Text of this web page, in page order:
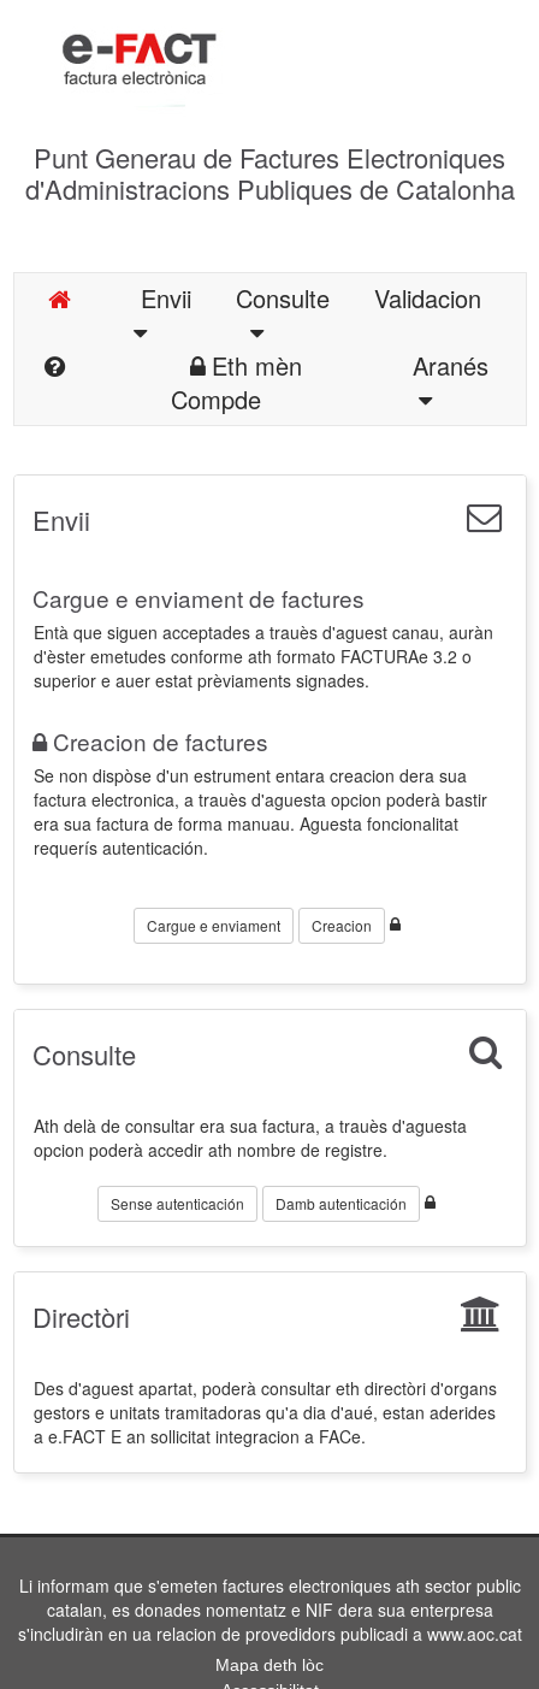
Punt Generau de Factures Electroniques
d'Administracions Publiques de Catalonha
Envii Consulte
Validacion
Eth mèn
Compde
Aranés
Envii
Cargue e enviament de factures
Entà que siguen acceptades a trauès d'aguest canau, auràn
d'èster emetudes conforme ath formato FACTURAe 3.2 o
superior e auer estat prèviaments signades.
Creacion de factures
Se non dispòse d'un estrument entara creacion dera sua
factura electronica, a trauès d'aguesta opcion poderà bastir
era sua factura de forma manuau. Aguesta foncionalitat
requerís autenticación.
Cargue e enviament Creacion
Consulte
Ath delà de consultar era sua factura, a trauès d'aguesta
opcion poderà accedir ath nombre de registre.
Sense autenticación Damb autenticación
Directòri
Des d'aguest apartat, poderà consultar eth directòri d'organs
gestors e unitats tramitadoras qu'a dia d'aué, estan aderides
a e.FACT E an sollicitat integracion a FACe.
Li informam que s'emeten factures electroniques ath sector public
catalan, es donades nomentatz e NIF dera sua enterpresa
s'includiràn en ua relacion de provedidors publicadi a www.aoc.cat
Mapa deth lòc